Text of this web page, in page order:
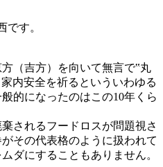
です。
（吉方）を向いて無言で‟丸
内安全を祈るといういわゆる
的になったのはこの10年くら
されるフードロスが問題視さ
その代表格のように扱われて
ダにすることもありません。